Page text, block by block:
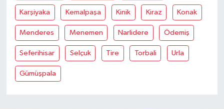
Karşiyaka Kemalpaşa Kinik Kiraz Konak
Menderes Menemen Narlidere Ödemiş
Seferihisar Selçuk Tire Torbali Urla
Gümüşpala